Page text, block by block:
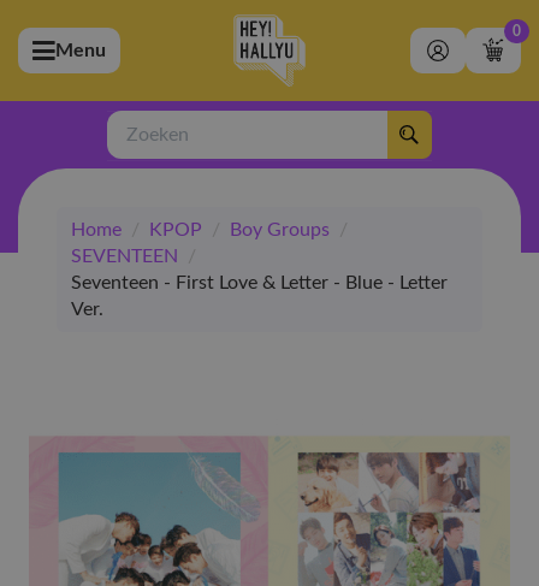
(Artiesten)
(Merchandise)
(Exclusive)
(Winkel)
Menu
0
Zoeken
Home / KPOP / Boy Groups
/
SEVENTEEN
/
Seventeen - First Love & Letter - Blue - Letter
Ver.